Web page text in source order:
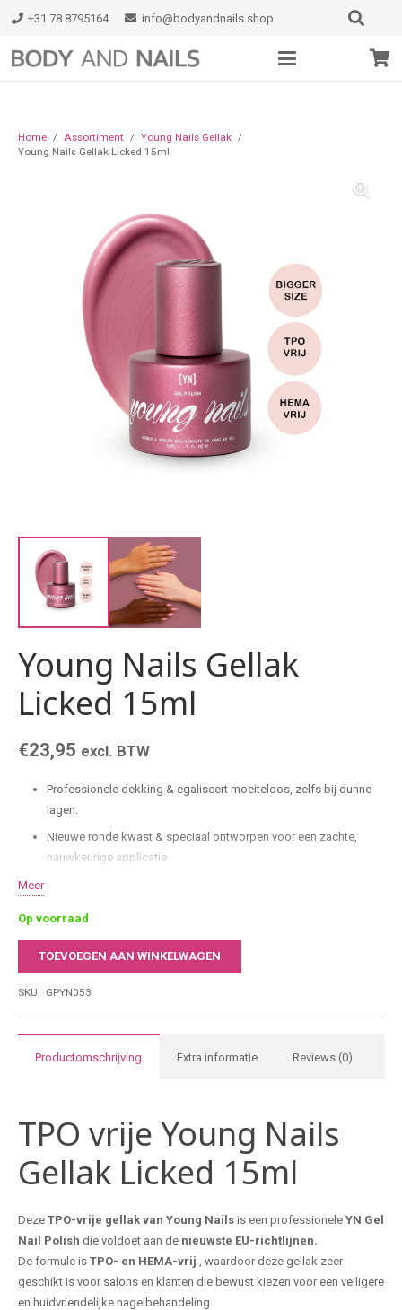
+31 78 8795164 info@bodyandnails.shop
Home / Assortiment / Young Nails Gellak /
Young Nails Gellak Licked 15ml
Young Nails Gellak
Licked 15ml
€23,95 excl. BTW
Professionele dekking & egaliseert moeiteloos, zelfs bij dunne
lagen.
Nieuwe ronde kwast & speciaal ontworpen voor een zachte,
nauwkeurige applicatie
15 ml salonformaat & ideaal voor intensief gebruik in
Meer
Op voorraad
Nails
TOEVOEGEN AAN WINKELWAGEN
SKU: GPYN053
Productomschrijving Extra informatie Reviews (0)
TPO vrije Young Nails
Gellak Licked 15ml
Deze TPO-vrije gellak van Young Nailsis een professionele YN Gel
Nail Polish die voldoet aan de nieuwste EU-richtlijnen.
De formule is TPO- en HEMA-vrij , waardoor deze gellak zeer
geschikt is voor salons en klanten die bewust kiezen voor een veiligere
en huidvriendelijke nagelbehandeling.